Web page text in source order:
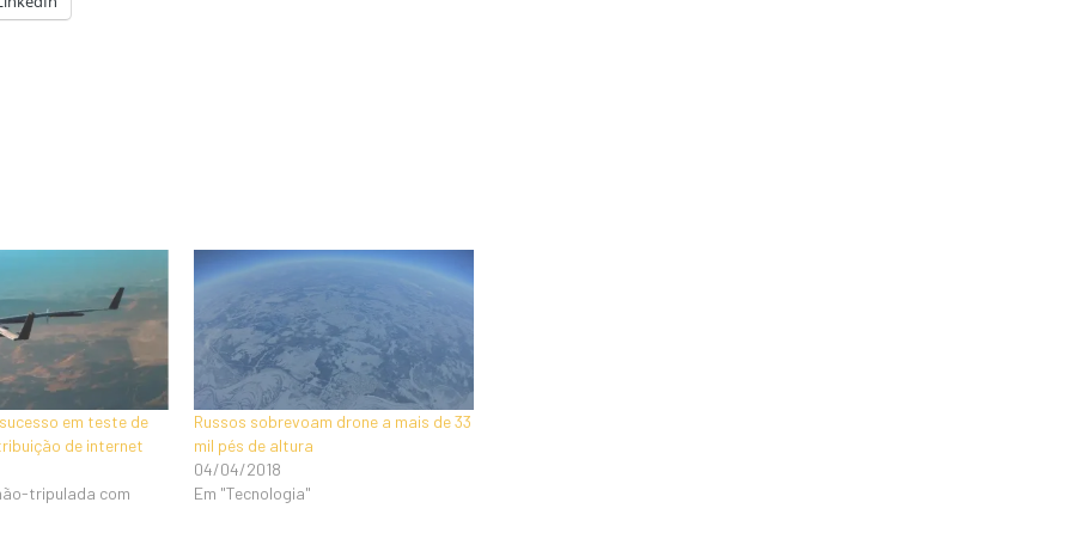
em teste de
de internet
tripulada com
Russos sobrevoam drone a mais de 33
mil pés de altura
04/04/2018
Em "Tecnologia"